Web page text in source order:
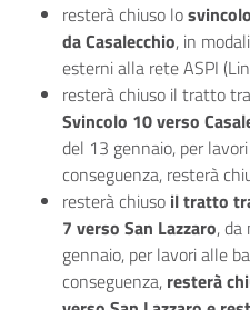
resterà chiuso lo
da Casalecchio, in
esterni alla rete ASPI
resterà chiuso il tratto tra
Svincolo 10 verso
del 13 gennaio, per
conseguenza, resterà
resterà chiuso il tratto
7 verso San Lazzaro,
gennaio, per lavori alle
conseguenza, resterà